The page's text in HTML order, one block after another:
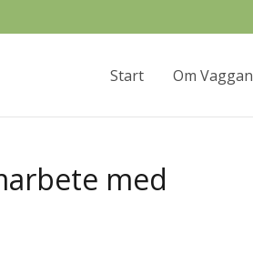
Start Om Vaggan
med